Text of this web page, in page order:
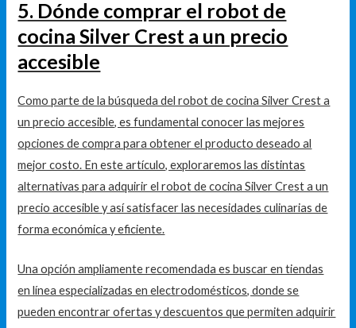
5. Dónde comprar el robot de
cocina Silver Crest a un precio
accesible
Como parte de la búsqueda del robot de cocina Silver Crest a
un precio accesible, es fundamental conocer las mejores
opciones de compra para obtener el producto deseado al
mejor costo. En este artículo, exploraremos las distintas
alternativas para adquirir el robot de cocina Silver Crest a un
precio accesible y así satisfacer las necesidades culinarias de
forma económica y eficiente.
Una opción ampliamente recomendada es buscar en tiendas
en línea especializadas en electrodomésticos, donde se
pueden encontrar ofertas y descuentos que permiten adquirir